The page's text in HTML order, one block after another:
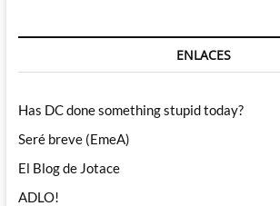
ENLACES
Has DC done something stupid today?
Seré breve (EmeA)
El Blog de Jotace
ADLO!